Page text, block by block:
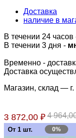
Доставка
наличие в
В течении 24 часов
В течении 3 дня -
Временно -
Доставка
Магазин, склад —
3 872,00 ₽ 4
От 1 шт. 0%